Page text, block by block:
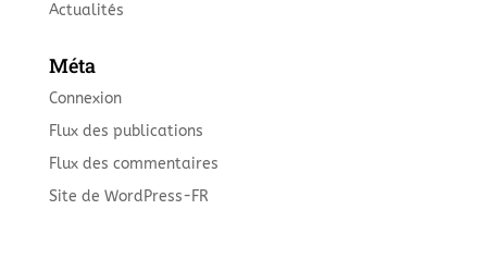
Actualités
Méta
Connexion
Flux des publications
Flux des commentaires
Site de WordPress-FR